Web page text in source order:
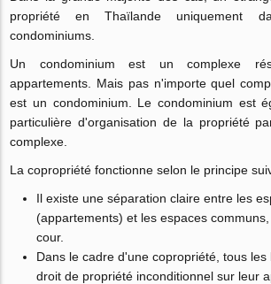
propriété en Thaïlande uniquement
condominiums.
Un condominium est un complexe
appartements. Mais pas n'importe quel
est un condominium. Le condominium est
particulière d'organisation de la propriété
complexe.
La copropriété fonctionne selon le principe
Il existe une séparation claire entre les
(appartements) et les espaces
cour.
Dans le cadre d'une copropriété, tous les
droit de propriété inconditionnel sur leur